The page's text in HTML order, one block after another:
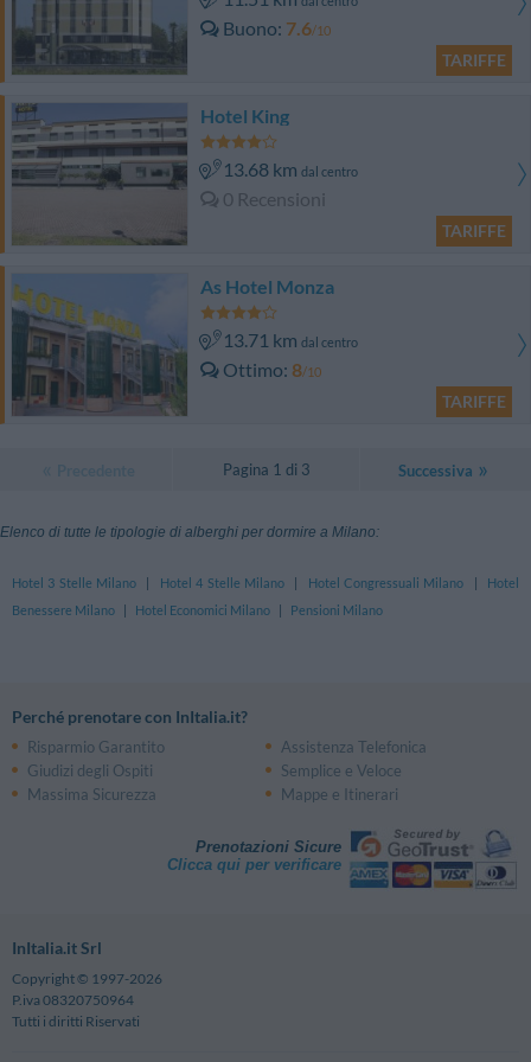
Buono 7.6/10
TARIFFE
Hotel King
13.68 km dal centro
0 Recensioni
TARIFFE
As Hotel Monza
13.71 km dal centro
Ottimo 8/10
TARIFFE
Pagina 1 di 3 Successiva
Elenco di tutte le tipologie di alberghi per dormire a Milano:
Hotel 3 Stelle Milano Hotel 4 Stelle Milano Hotel Congressuali Milano
Hotel
Benessere Milano
Hotel Economici Milano Pensioni Milano
Perché prenotare con InItalia.it?
Risparmio Garantito
Assistenza Telefonica
Giudizi degli Ospiti
Semplice e Veloce
Massima Sicurezza
Mappe e Itinerari
Prenotazioni Sicure
Clicca qui per verificare
InItalia.it Srl
Copyright © 1997-2026
P.iva 08320750964
Tutti i diritti Riservati